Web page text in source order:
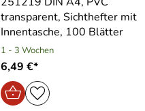
transparent, Sichthefter mit
Innentasche, 100 Blätter
1 - 3 Wochen
6,49 €*